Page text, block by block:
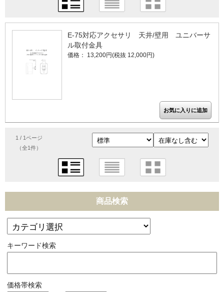
E-75対応アクセサリ 天井/壁用 ユニバーサ
ル取付金具
価格： 13,200円(税抜 12,000円)
1 / 1ページ
（全1件）
商品検索
キーワード検索
価格帯検索